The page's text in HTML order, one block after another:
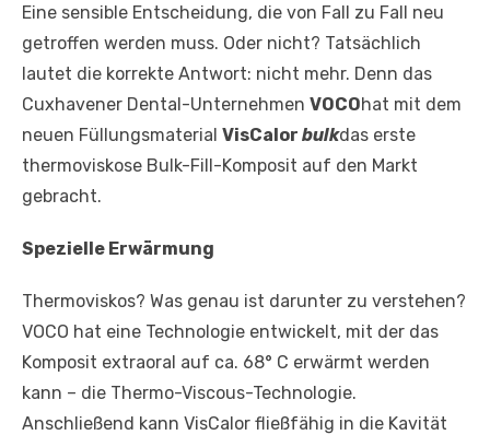
Eine sensible Entscheidung, die von Fall zu Fall neu
getroffen werden muss. Oder nicht? Tatsächlich
lautet die korrekte Antwort: nicht mehr. Denn das
Cuxhavener Dental-Unternehmen VOCOhat mit dem
neuen Füllungsmaterial VisCalor bulkdas erste
thermoviskose Bulk-Fill-Komposit auf den Markt
gebracht.
Spezielle Erwärmung
Thermoviskos? Was genau ist darunter zu verstehen?
VOCO hat eine Technologie entwickelt, mit der das
Komposit extraoral auf ca. 68° C erwärmt werden
kann – die Thermo-Viscous-Technologie.
Anschließend kann VisCalor fließfähig in die Kavität